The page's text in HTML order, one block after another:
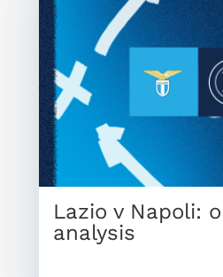
Lazio v Napoli:
analysis